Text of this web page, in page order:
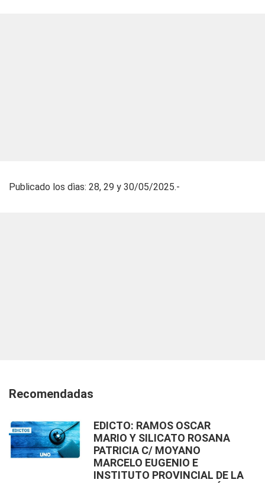
Publicado los dìas: 28, 29 y 30/05/2025.-
Recomendadas
EDICTO: RAMOS OSCAR
MARIO Y SILICATO ROSANA
PATRICIA C/ MOYANO
MARCELO EUGENIO E
INSTITUTO PROVINCIAL DE LA